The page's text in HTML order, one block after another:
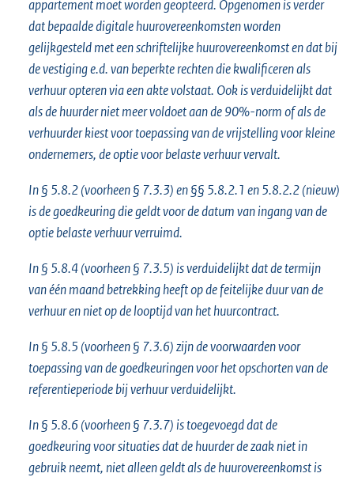
appartement moet worden geopteerd. Opgenomen is verder
dat bepaalde digitale huurovereenkomsten worden
gelijkgesteld met een schriftelijke huurovereenkomst en dat bij
de vestiging e.d. van beperkte rechten die kwalificeren als
verhuur opteren via een akte volstaat. Ook is verduidelijkt dat
als de huurder niet meer voldoet aan de 90%-norm of als de
verhuurder kiest voor toepassing van de vrijstelling voor kleine
ondernemers, de optie voor belaste verhuur vervalt.
In § 5.8.2 (voorheen § 7.3.3) en §§ 5.8.2.1 en 5.8.2.2 (nieuw)
is de goedkeuring die geldt voor de datum van ingang van de
optie belaste verhuur verruimd.
In § 5.8.4 (voorheen § 7.3.5) is verduidelijkt dat de termijn
van één maand betrekking heeft op de feitelijke duur van de
verhuur en niet op de looptijd van het huurcontract.
In § 5.8.5 (voorheen § 7.3.6) zijn de voorwaarden voor
toepassing van de goedkeuringen voor het opschorten van de
referentieperiode bij verhuur verduidelijkt.
In § 5.8.6 (voorheen § 7.3.7) is toegevoegd dat de
goedkeuring voor situaties dat de huurder de zaak niet in
gebruik neemt, niet alleen geldt als de huurovereenkomst is